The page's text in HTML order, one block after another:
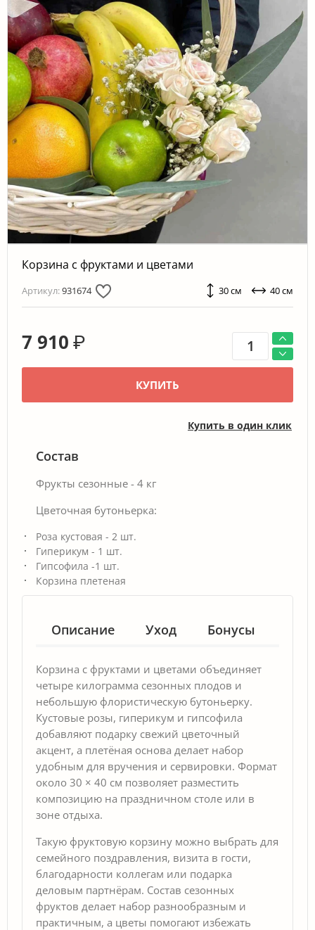
Корзина с фруктами и цветами
Артикул:931674 30 см 40 см
7 910 ₽
КУПИТЬ
Купить в один клик
Состав
Фрукты сезонные - 4 кг
Цветочная бутоньерка:
Роза кустовая - 2 шт.
Гиперикум - 1 шт.
Гипсофила -1 шт.
Корзина плетеная
Описание Уход Бонусы
Корзина с фруктами и цветами объединяет
четыре килограмма сезонных плодов и
небольшую флористическую бутоньерку.
Кустовые розы, гиперикум и гипсофила
добавляют подарку свежий цветочный
акцент, а плетёная основа делает набор
удобным для вручения и сервировки. Формат
около 30 × 40 см позволяет разместить
композицию на праздничном столе или в
зоне отдыха.
Такую фруктовую корзину можно выбрать для
семейного поздравления, визита в гости,
благодарности коллегам или подарка
деловым партнёрам. Состав сезонных
фруктов делает набор разнообразным и
практичным, а цветы помогают избежать